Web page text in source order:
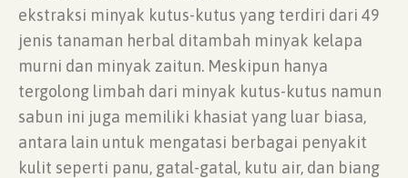
ekstraksi minyak kutus-kutus yang terdiri dari 49
jenis tanaman herbal ditambah minyak kelapa
murni dan minyak zaitun. Meskipun hanya
tergolong limbah dari minyak kutus-kutus namun
sabun ini juga memiliki khasiat yang luar biasa,
antara lain untuk mengatasi berbagai penyakit
kulit seperti panu, gatal-gatal, kutu air, dan biang